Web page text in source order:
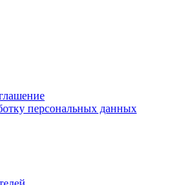
персональных данных